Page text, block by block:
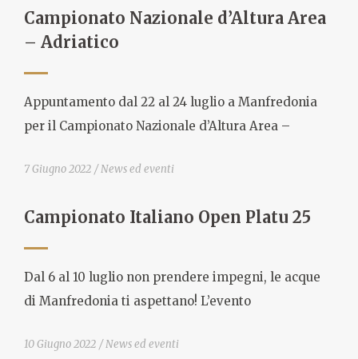
Campionato Nazionale d’Altura Area
– Adriatico
Appuntamento dal 22 al 24 luglio a Manfredonia
per il Campionato Nazionale d’Altura Area –
7 Giugno 2022 News ed eventi
Campionato Italiano Open Platu 25
Dal 6 al 10 luglio non prendere impegni, le acque
di Manfredonia ti aspettano! L’evento
10 Giugno 2022 News ed eventi